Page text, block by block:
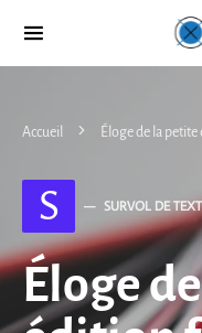
Accueil Éloge de la petite
S SURVOL DE
Éloge